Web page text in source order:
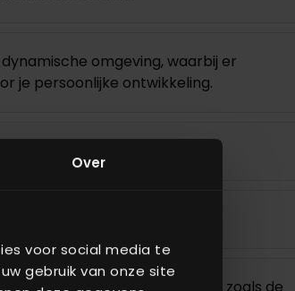
Over
voor social media te
gebruik van onze site
omgeving, waarbij er
je persoonlijke ontwikkeling.